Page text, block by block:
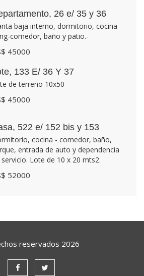
26 e/ 35 y 36
baja interno, dormitorio, cocina
comedor, baño y patio.-
45000
133 E/ 36 Y 37
de terreno 10x50
45000
522 e/ 152 bis y 153
cocina - comedor, baño,
entrada de auto y dependencia
Lote de 10 x 20 mts2.
52000
reservados 2026